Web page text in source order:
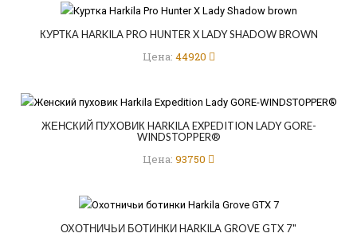
КУРТКА HARKILA PRO HUNTER X LADY SHADOW BROWN
Цена: 44920
ЖЕНСКИЙ ПУХОВИК HARKILA EXPEDITION LADY GORE-
WINDSTOPPER®
Цена: 93750
ОХОТНИЧЬИ БОТИНКИ HARKILA GROVE GTX 7"